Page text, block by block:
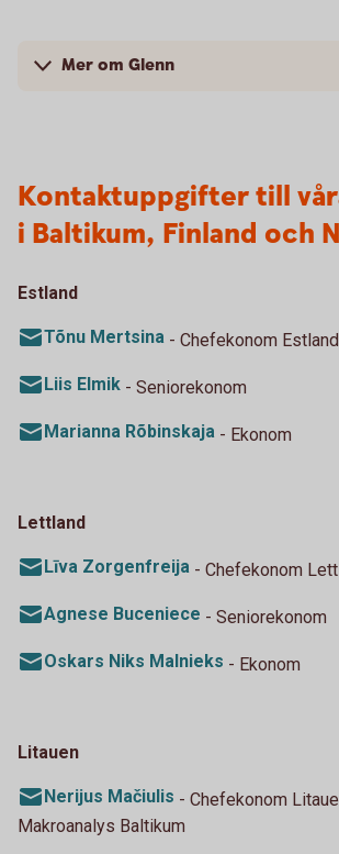
Mer om Glenn
Kontaktuppgifter till
i Baltikum, Finland och
Estland
Tõnu Mertsina - Chefekonom Estland
Liis Elmik - Seniorekonom
Marianna Rõbinskaja - Ekonom
Lettland
Līva Zorgenfreija - Chefekonom
Agnese Buceniece - Seniorekonom
Oskars Niks Malnieks - Ekonom
Litauen
Nerijus Mačiulis - Chefekonom
Makroanalys Baltikum